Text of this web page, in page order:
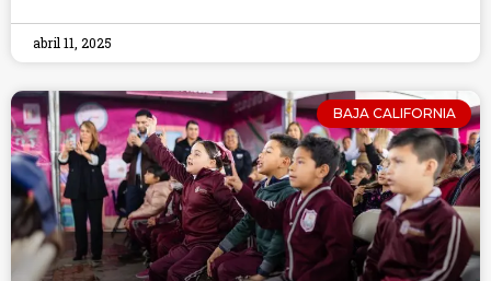
abril 11, 2025
BAJA CALIFORNIA